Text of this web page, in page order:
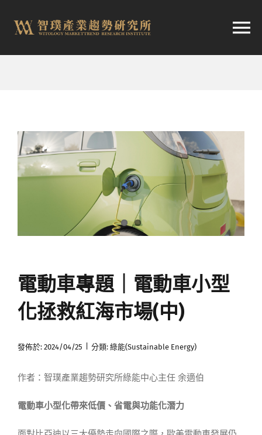
容
市場快訊
媒體曝光
會員帳號
電動車專題｜電動車小型
化拯救紅海市場(中)
發佈於: 2024/04/25 分類: 綠能(Sustainable Energy)
作者：智璞產業趨勢研究所綠能中心主任 余適伯
電動車小型化帶來低價、省電與功能化潛力